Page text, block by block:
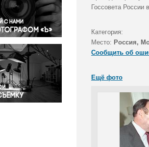
и конфликты
жизнь
и бизнес
Госсовета России
Категория:
Место: Россия,
Сообщить об
Ещё фото